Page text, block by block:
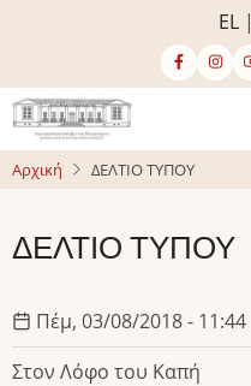
κυρίως
περιεχόμενο
EL
Αρχική ΔΕΛΤΙΟ ΤΥΠΟΥ
ΔΕΛΤΙΟ ΤΥΠΟΥ
Πέμ, 03/08/2018 - 11:44
Στον Λόφο του Καπή